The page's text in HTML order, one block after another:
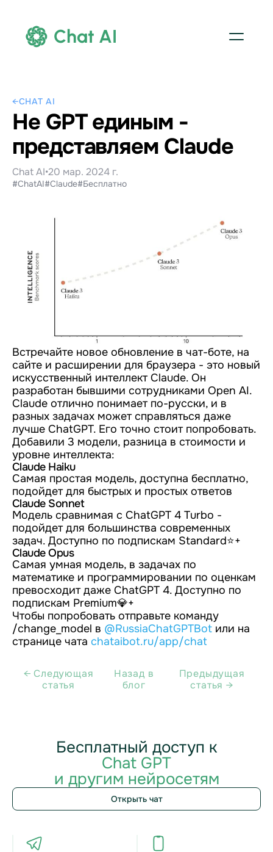
Chat AI
←CHAT AI
Не GPT единым -
представляем Claude
Chat AI•20 мар. 2024 г.
#ChatAI#Claude#Бесплатно
Встречайте новое обновление в чат-ботe, на
сайте и расширении для браузера - это новый
искусственный интеллект Claude. Он
разработан бывшими сотрудниками Open AI.
Claude отлично понимает по-русски, и в
разных задачах может справляться даже
лучше ChatGPT. Его точно стоит попробовать.
Добавили 3 модели, разница в стоимости и
уровне интеллекта:
Claude Haiku
Самая простая модель, доступна бесплатно,
подойдет для быстрых и простых ответов
Claude Sonnet
Модель сравнимая с ChatGPT 4 Turbo -
подойдет для большинства современных
задач. Доступно по подпискам Standard⭐️+
Claude Opus
Самая умная модель, в задачах по
математике и программировании по оценкам
превосходит даже ChatGPT 4. Доступно по
подпискам Premium💎+
Чтобы попробовать отправьте команду
/change_model в @RussiaChatGPTBot или на
странице чата chataibot.ru/app/chat
← Cледующая
статья
Назад в
блог
Предыдущая
статья →
Бесплатный доступ к
Chat GPT
и другим нейросетям
Открыть чат